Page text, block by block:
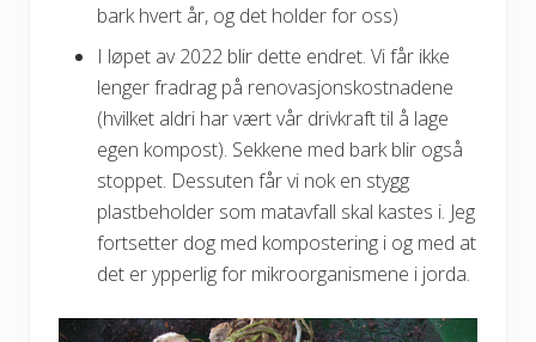
bark hvert år, og det holder for oss)
I løpet av 2022 blir dette endret. Vi får ikke
lenger fradrag på renovasjonskostnadene
(hvilket aldri har vært vår drivkraft til å lage
egen kompost). Sekkene med bark blir også
stoppet. Dessuten får vi nok en stygg
plastbeholder som matavfall skal kastes i. Jeg
fortsetter dog med kompostering i og med at
det er ypperlig for mikroorganismene i jorda.